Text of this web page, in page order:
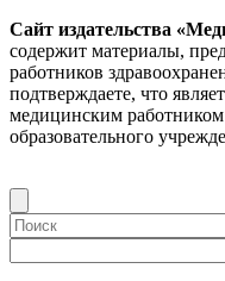
Сайт издательства
содержит материалы,
работников
подтверждаете, что
медицинским
образовательного